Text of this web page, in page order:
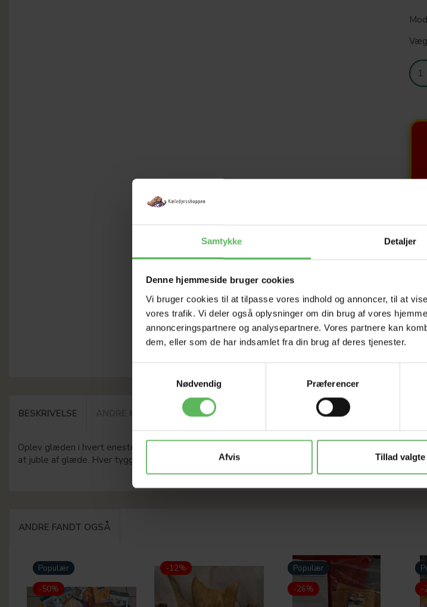
Samtykke Detaljer
Denne hjemmeside bruger cookies
Vi bruger cookies til at tilpasse vores indhold og annoncer, til at
vores trafik. Vi deler også oplysninger om din brug af vores
annonceringspartnere og analysepartnere. Vores partnere kan
dem, eller som de har indsamlet fra din brug af deres tjenester.
Nødvendig
Præferencer
Afvis Tillad valgte
BESKRIVELSE ANDRE KØBTE OGSÅ
Oplev glæden i hvert eneste tyg med Duck Rolls – de ultimative tyggestænger til din hund! Duck
at juble af glæde. Hver tyggestang er hele 12,5 cm lang, og i hver pakke finder du hele 400 g af
ANDRE FANDT OGSÅ
Populær
-50%
-12%
Populær
-26%
-